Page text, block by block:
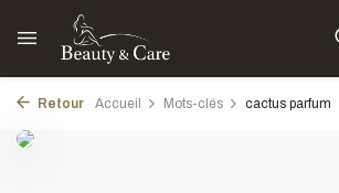
Retour Accueil Mots-clés cactus parfum